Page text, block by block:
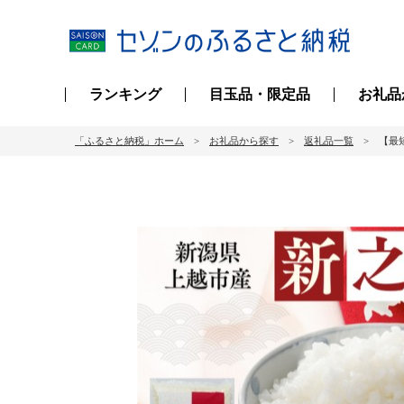
ランキング 目玉品・限定品 お礼
「ふるさと納税」ホーム お礼品から探す 返礼品一覧 【